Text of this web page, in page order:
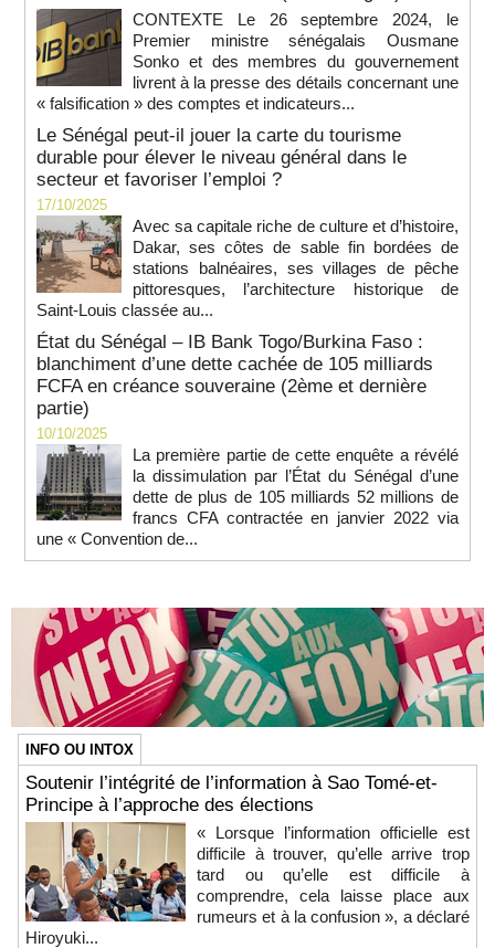
CONTEXTE Le 26 septembre 2024, le
Premier ministre sénégalais Ousmane
Sonko et des membres du gouvernement
livrent à la presse des détails concernant une
« falsification » des comptes et indicateurs...
Le Sénégal peut-il jouer la carte du tourisme
durable pour élever le niveau général dans le
secteur et favoriser l’emploi ?
17/10/2025
Avec sa capitale riche de culture et d’histoire,
Dakar, ses côtes de sable fin bordées de
stations balnéaires, ses villages de pêche
pittoresques, l’architecture historique de
Saint-Louis classée au...
État du Sénégal – IB Bank Togo/Burkina Faso :
blanchiment d’une dette cachée de 105 milliards
FCFA en créance souveraine (2ème et dernière
partie)
10/10/2025
La première partie de cette enquête a révélé
la dissimulation par l’État du Sénégal d’une
dette de plus de 105 milliards 52 millions de
francs CFA contractée en janvier 2022 via
une « Convention de...
INFO OU INTOX
Soutenir l’intégrité de l’information à Sao Tomé-et-
Principe à l’approche des élections
« Lorsque l’information officielle est
difficile à trouver, qu’elle arrive trop
tard ou qu’elle est difficile à
comprendre, cela laisse place aux
rumeurs et à la confusion », a déclaré
Hiroyuki...